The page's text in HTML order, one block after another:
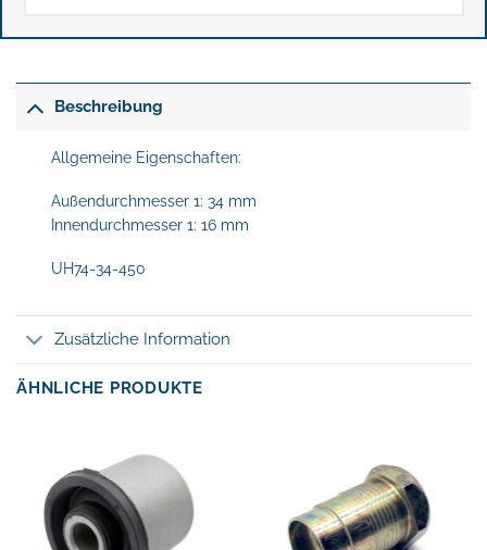
Beschreibung
Allgemeine Eigenschaften:
Außendurchmesser 1: 34 mm
Innendurchmesser 1: 16 mm
UH74-34-450
Zusätzliche Information
ÄHNLICHE PRODUKTE